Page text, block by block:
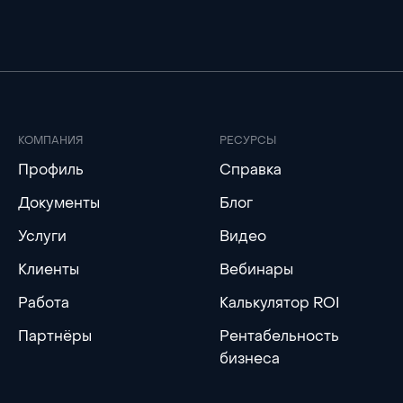
КОМПАНИЯ
Профиль
Документы
Услуги
Клиенты
Работа
Партнёры
РЕСУРСЫ
Справка
Блог
Видео
Вебинары
Калькулятор ROI
Рентабельность
бизнеса